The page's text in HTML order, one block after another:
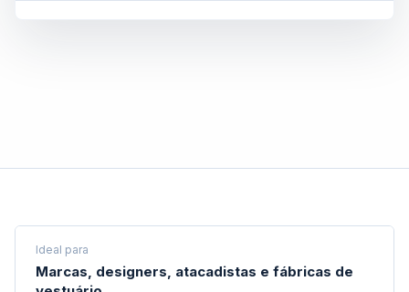
Ideal para
Marcas, designers, atacadistas e fábricas de